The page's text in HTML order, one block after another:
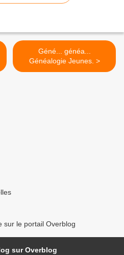
Géné... généa...
Généalogie Jeunes. >
sur le portail Overblog
sur Overblog